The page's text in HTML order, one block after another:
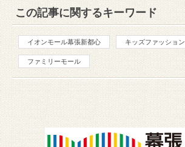
この記事に関するキーワード
イオンモール幕張新都心 キッズファッション
ファミリーモール